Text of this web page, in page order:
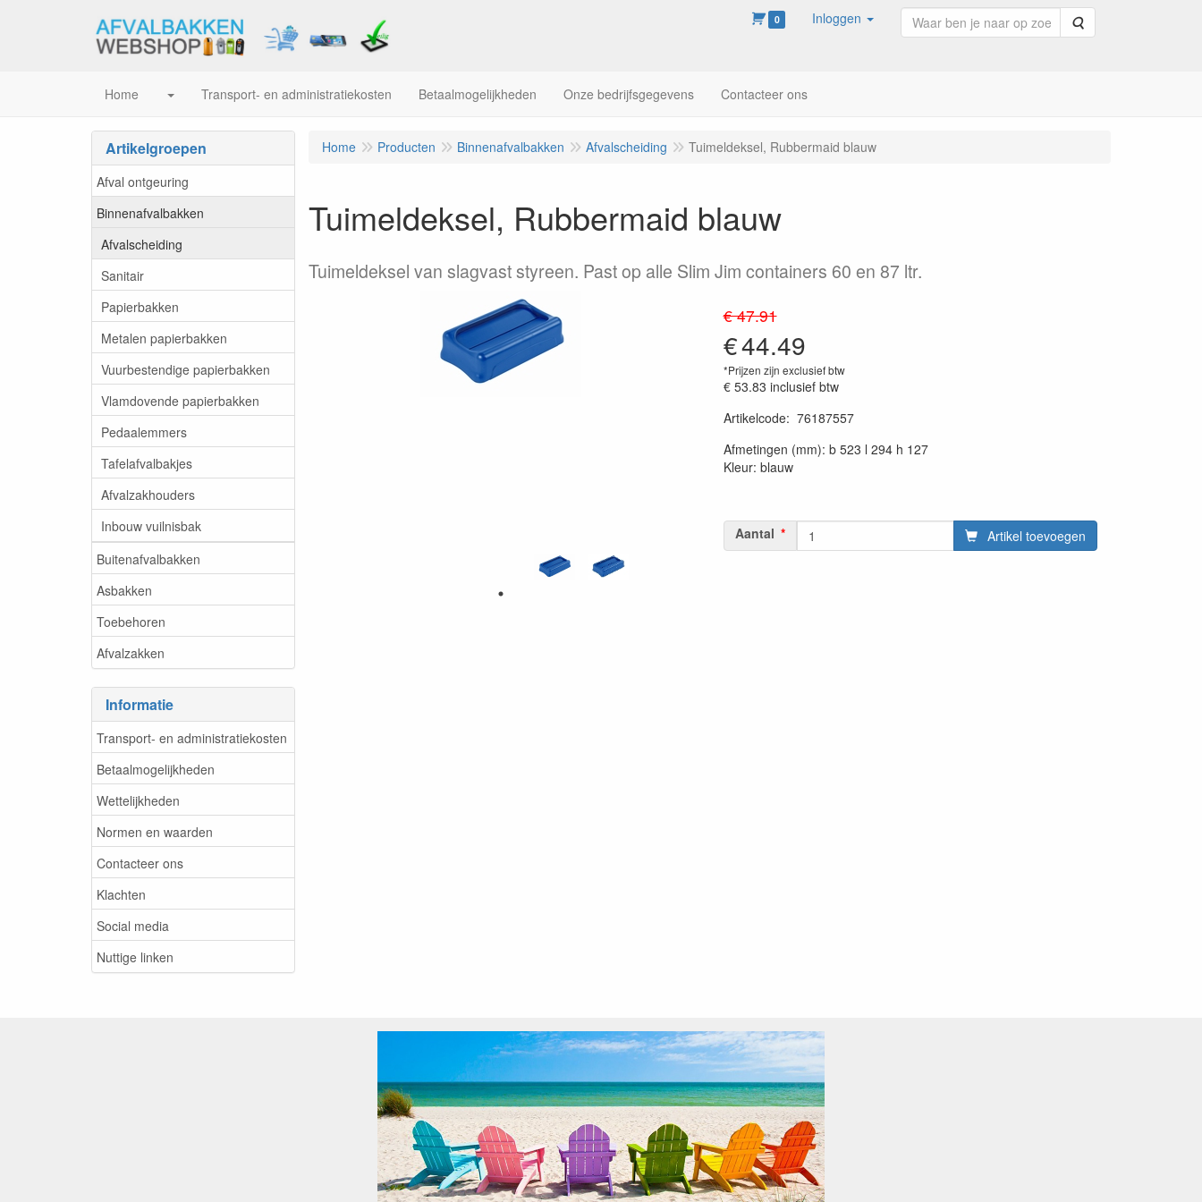
0 Inloggen Zoeken
Home Transport- en administratiekosten Betaalmogelijkheden Onze bedrijfsgegevens Contacteer ons
Artikelgroepen
Afval ontgeuring
Binnenafvalbakken
Afvalscheiding
Sanitair
Papierbakken
Metalen papierbakken
Vuurbestendige papierbakken
Vlamdovende papierbakken
Pedaalemmers
Tafelafvalbakjes
Afvalzakhouders
Inbouw vuilnisbak
Buitenafvalbakken
Asbakken
Toebehoren
Afvalzakken
Informatie
Transport- en administratiekosten
Betaalmogelijkheden
Wettelijkheden
Normen en waarden
Contacteer ons
Klachten
Social media
Nuttige linken
Home Producten Binnenafvalbakken Afvalscheiding Tuimeldeksel, Rubbermaid blauw
Tuimeldeksel, Rubbermaid blauw
Tuimeldeksel van slagvast styreen. Past op alle Slim Jim containers 60 en 87 ltr.
€ 47.91
€44.49
*Prijzen zijn exclusief btw
€ 53.83 inclusief btw
Artikelcode: 76187557
Afmetingen (mm): b 523 l 294 h 127
Kleur: blauw
Aantal Artikel toevoegen